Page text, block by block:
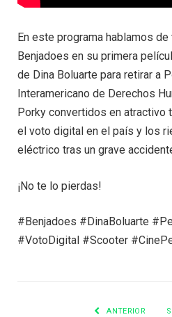
En este programa hablamos
Benjadoes en su primera
de Dina Boluarte para retirar a
Interamericano de Derechos
Porky convertidos en atractivo
el voto digital en el país y los
eléctrico tras un grave
¡No te lo pierdas!
#Benjadoes #DinaBoluarte
#VotoDigital #Scooter
ANTERIOR